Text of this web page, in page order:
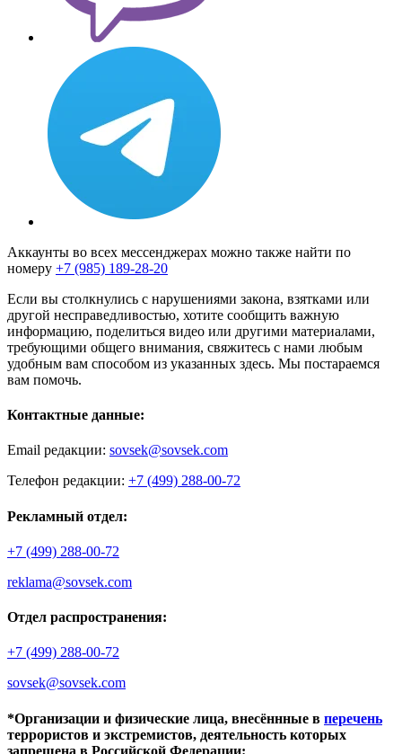
Аккаунты во всех мессенджерах можно также найти по
номеру +7 (985) 189-28-20
Если вы столкнулись с нарушениями закона, взятками или
другой несправедливостью, хотите сообщить важную
информацию, поделиться видео или другими материалами,
требующими общего внимания, свяжитесь с нами любым
удобным вам способом из указанных здесь. Мы постараемся
вам помочь.
Контактные данные:
Email редакции: sovsek@sovsek.com
Телефон редакции: +7 (499) 288-00-72
Рекламный отдел:
+7 (499) 288-00-72
reklama@sovsek.com
Отдел распространения:
+7 (499) 288-00-72
sovsek@sovsek.com
*Организации и физические лица, внесённные в перечень
террористов и экстремистов, деятельность которых
запрещена в Российской Федерации: